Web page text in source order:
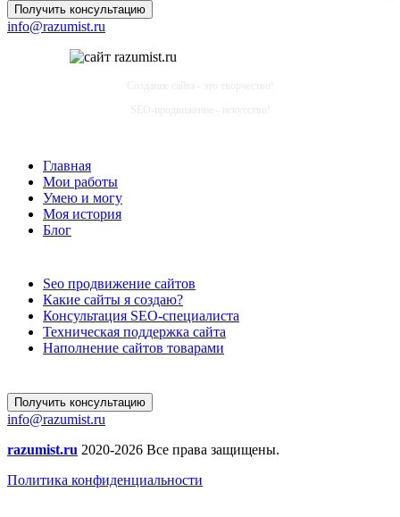
Получить консультацию
info@razumist.ru
Создание сайта - это творчество!
SEO-продвижение - искусство!
Главная
Мои работы
Умею и могу
Моя история
Блог
Seo продвижение сайтов
Какие сайты я создаю?
Консультация SEO-специалиста
Техническая поддержка сайта
Наполнение сайтов товарами
Получить консультацию
info@razumist.ru
razumist.ru 2020-2026 Все права защищены.
Политика конфиденциальности